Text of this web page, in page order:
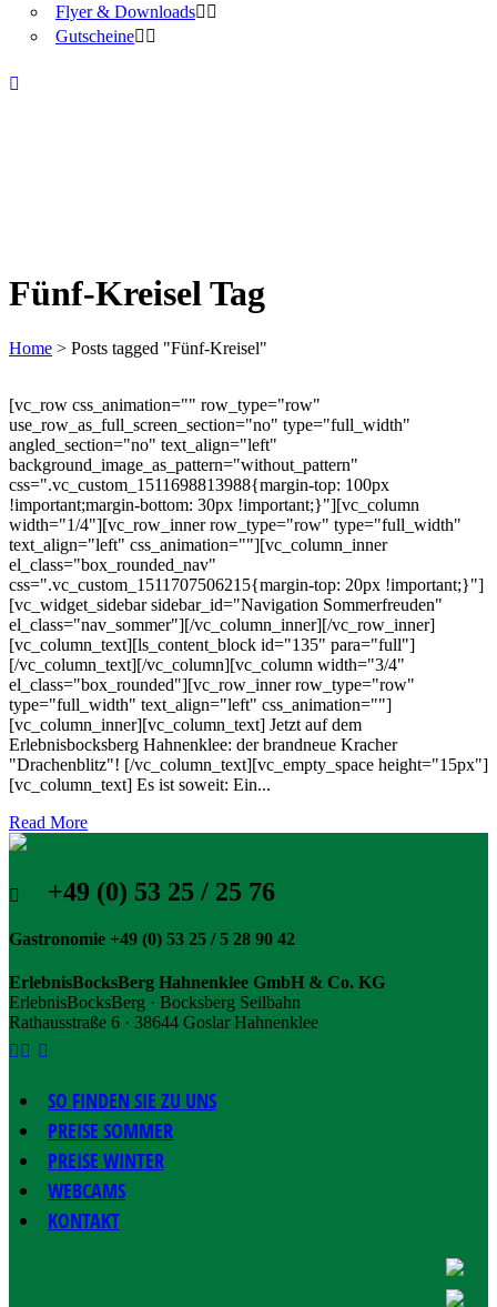
Flyer & Downloads
Gutscheine
Fünf-Kreisel Tag
Home > Posts tagged "Fünf-Kreisel"
[vc_row css_animation="" row_type="row"
use_row_as_full_screen_section="no" type="full_width"
angled_section="no" text_align="left"
background_image_as_pattern="without_pattern"
css=".vc_custom_1511698813988{margin-top: 100px
!important;margin-bottom: 30px !important;}"][vc_column
width="1/4"][vc_row_inner row_type="row" type="full_width"
text_align="left" css_animation=""][vc_column_inner
el_class="box_rounded_nav"
css=".vc_custom_1511707506215{margin-top: 20px !important;}"]
[vc_widget_sidebar sidebar_id="Navigation Sommerfreuden"
el_class="nav_sommer"][/vc_column_inner][/vc_row_inner]
[vc_column_text][ls_content_block id="135" para="full"]
[/vc_column_text][/vc_column][vc_column width="3/4"
el_class="box_rounded"][vc_row_inner row_type="row"
type="full_width" text_align="left" css_animation=""]
[vc_column_inner][vc_column_text] Jetzt auf dem
Erlebnisbocksberg Hahnenklee: der brandneue Kracher
"Drachenblitz"! [/vc_column_text][vc_empty_space height="15px"]
[vc_column_text] Es ist soweit: Ein...
Read More
+49 (0) 53 25 / 25 76
Gastronomie +49 (0) 53 25 / 5 28 90 42
ErlebnisBocksBerg Hahnenklee GmbH & Co. KG
ErlebnisBocksBerg · Bocksberg Seilbahn
Rathausstraße 6 · 38644 Goslar Hahnenklee
SO FINDEN SIE ZU UNS
PREISE SOMMER
PREISE WINTER
WEBCAMS
KONTAKT